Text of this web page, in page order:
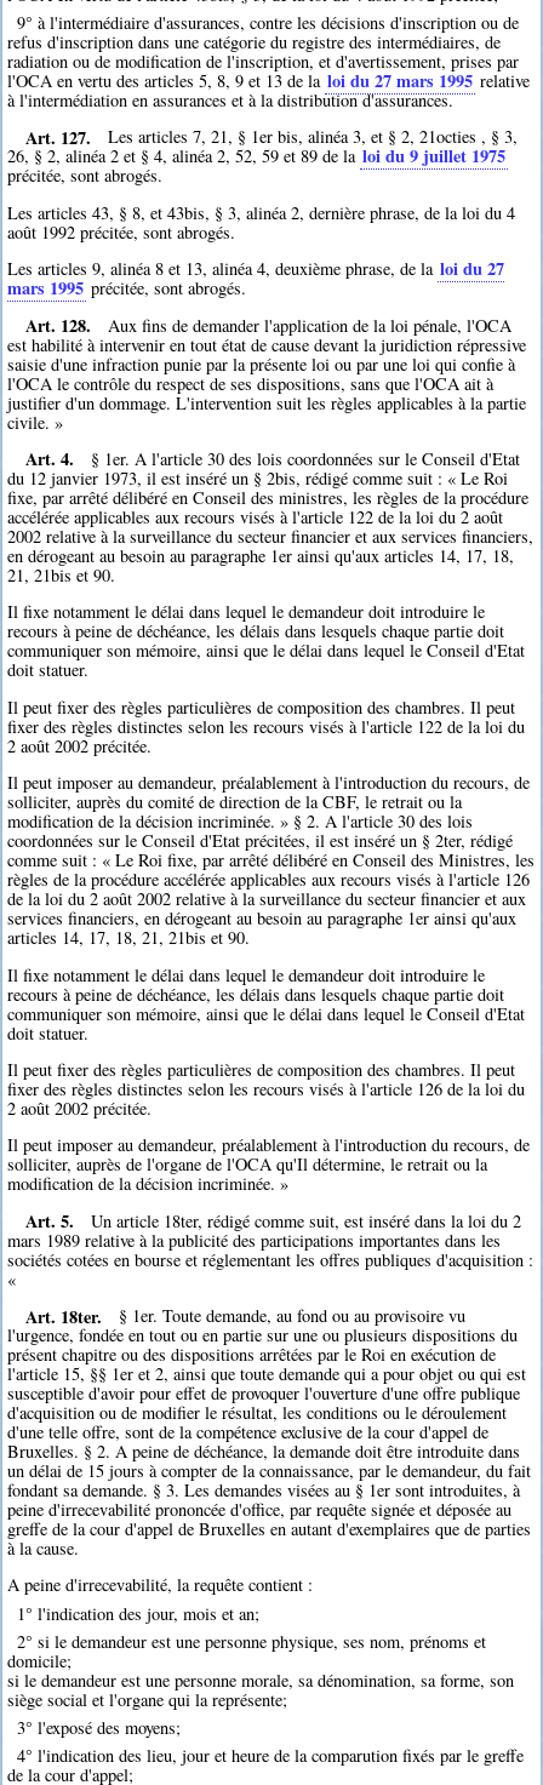
9° à l'intermédiaire d'assurances, contre les décisions d'inscription ou de
refus d'inscription dans une catégorie du registre des intermédiaires, de
radiation ou de modification de l'inscription, et d'avertissement, prises par
l'OCA en vertu des articles 5, 8, 9 et 13 de la loi du 27 mars 1995 relative
à l'intermédiation en assurances et à la distribution d'assurances.
Art. 127.
Les articles 7, 21, § 1er bis, alinéa 3, et § 2, 21octies , § 3,
26, § 2, alinéa 2 et § 4, alinéa 2, 52, 59 et 89 de la loi du 9 juillet 1975
précitée, sont abrogés.
Les articles 43, § 8, et 43bis, § 3, alinéa 2, dernière phrase, de la loi du 4
août 1992 précitée, sont abrogés.
Les articles 9, alinéa 8 et 13, alinéa 4, deuxième phrase, de la loi du 27
mars 1995 précitée, sont abrogés.
Art. 128.
Aux fins de demander l'application de la loi pénale, l'OCA
est habilité à intervenir en tout état de cause devant la juridiction répressive
saisie d'une infraction punie par la présente loi ou par une loi qui confie à
l'OCA le contrôle du respect de ses dispositions, sans que l'OCA ait à
justifier d'un dommage. L'intervention suit les règles applicables à la partie
civile. »
Art. 4.
§ 1er. A l'article 30 des lois coordonnées sur le Conseil d'Etat
du 12 janvier 1973, il est inséré un § 2bis, rédigé comme suit : « Le Roi
fixe, par arrêté délibéré en Conseil des ministres, les règles de la procédure
accélérée applicables aux recours visés à l'article 122 de la loi du 2 août
2002 relative à la surveillance du secteur financier et aux services financiers,
en dérogeant au besoin au paragraphe 1er ainsi qu'aux articles 14, 17, 18,
21, 21bis et 90.
Il fixe notamment le délai dans lequel le demandeur doit introduire le
recours à peine de déchéance, les délais dans lesquels chaque partie doit
communiquer son mémoire, ainsi que le délai dans lequel le Conseil d'Etat
doit statuer.
Il peut fixer des règles particulières de composition des chambres. Il peut
fixer des règles distinctes selon les recours visés à l'article 122 de la loi du
2 août 2002 précitée.
Il peut imposer au demandeur, préalablement à l'introduction du recours, de
solliciter, auprès du comité de direction de la CBF, le retrait ou la
modification de la décision incriminée. » § 2. A l'article 30 des lois
coordonnées sur le Conseil d'Etat précitées, il est inséré un § 2ter, rédigé
comme suit : « Le Roi fixe, par arrêté délibéré en Conseil des Ministres, les
règles de la procédure accélérée applicables aux recours visés à l'article 126
de la loi du 2 août 2002 relative à la surveillance du secteur financier et aux
services financiers, en dérogeant au besoin au paragraphe 1er ainsi qu'aux
articles 14, 17, 18, 21, 21bis et 90.
Il fixe notamment le délai dans lequel le demandeur doit introduire le
recours à peine de déchéance, les délais dans lesquels chaque partie doit
communiquer son mémoire, ainsi que le délai dans lequel le Conseil d'Etat
doit statuer.
Il peut fixer des règles particulières de composition des chambres. Il peut
fixer des règles distinctes selon les recours visés à l'article 126 de la loi du
2 août 2002 précitée.
Il peut imposer au demandeur, préalablement à l'introduction du recours, de
solliciter, auprès de l'organe de l'OCA qu'Il détermine, le retrait ou la
modification de la décision incriminée. »
Art. 5.
Un article 18ter, rédigé comme suit, est inséré dans la loi du 2
mars 1989 relative à la publicité des participations importantes dans les
sociétés cotées en bourse et réglementant les offres publiques d'acquisition :
«
Art. 18ter.
§ 1er. Toute demande, au fond ou au provisoire vu
l'urgence, fondée en tout ou en partie sur une ou plusieurs dispositions du
présent chapitre ou des dispositions arrêtées par le Roi en exécution de
l'article 15, §§ 1er et 2, ainsi que toute demande qui a pour objet ou qui est
susceptible d'avoir pour effet de provoquer l'ouverture d'une offre publique
d'acquisition ou de modifier le résultat, les conditions ou le déroulement
d'une telle offre, sont de la compétence exclusive de la cour d'appel de
Bruxelles. § 2. A peine de déchéance, la demande doit être introduite dans
un délai de 15 jours à compter de la connaissance, par le demandeur, du fait
fondant sa demande. § 3. Les demandes visées au § 1er sont introduites, à
peine d'irrecevabilité prononcée d'office, par requête signée et déposée au
greffe de la cour d'appel de Bruxelles en autant d'exemplaires que de parties
à la cause.
A peine d'irrecevabilité, la requête contient :
1° l'indication des jour, mois et an;
2° si le demandeur est une personne physique, ses nom, prénoms et
domicile;
si le demandeur est une personne morale, sa dénomination, sa forme, son
siège social et l'organe qui la représente;
3° l'exposé des moyens;
4° l'indication des lieu, jour et heure de la comparution fixés par le greffe
de la cour d'appel;